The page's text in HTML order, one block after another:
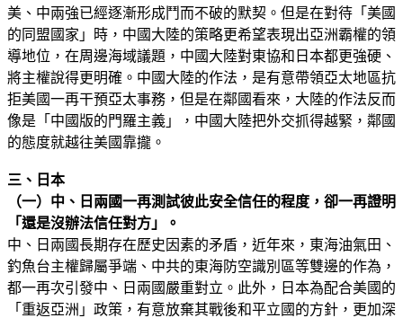
美、中兩強已經逐漸形成鬥而不破的默契。但是在對待「美國
的同盟國家」時，中國大陸的策略更希望表現出亞洲霸權的領
導地位，在周邊海域議題，中國大陸對東協和日本都更強硬、
將主權說得更明確。中國大陸的作法，是有意帶領亞太地區抗
拒美國一再干預亞太事務，但是在鄰國看來，大陸的作法反而
像是「中國版的門羅主義」，中國大陸把外交抓得越緊，鄰國
的態度就越往美國靠攏。
三、日本
（一）中、日兩國一再測試彼此安全信任的程度，卻一再證明
「還是沒辦法信任對方」。
中、日兩國長期存在歷史因素的矛盾，近年來，東海油氣田、
釣魚台主權歸屬爭端、中共的東海防空識別區等雙邊的作為，
都一再次引發中、日兩國嚴重對立。此外，日本為配合美國的
「重返亞洲」政策，有意放棄其戰後和平立國的方針，更加深